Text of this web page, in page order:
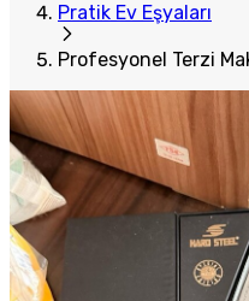
Pratik Ev Eşyaları
Profesyonel Terzi